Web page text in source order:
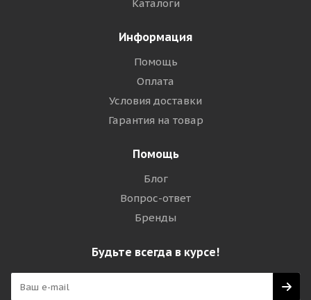
Каталоги
Информация
Помощь
Оплата
Условия доставки
Гарантия на товар
Помощь
Блог
Вопрос-ответ
Бренды
Будьте всегда в курсе!